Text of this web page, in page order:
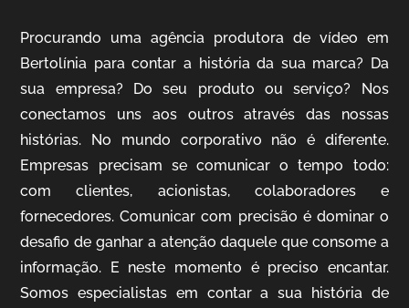
Vídeo Institucional
IQVIA
Cobertura de Eventos
Procurando uma agência produtora de vídeo em
Bertolínia para contar a história da sua marca? Da
sua empresa? Do seu produto ou serviço? Nos
conectamos uns aos outros através das nossas
histórias. No mundo corporativo não é diferente.
Empresas precisam se comunicar o tempo todo:
com clientes, acionistas, colaboradores e
fornecedores. Comunicar com precisão é dominar o
desafio de ganhar a atenção daquele que consome a
informação. E neste momento é preciso encantar.
Somos especialistas em contar a sua história de